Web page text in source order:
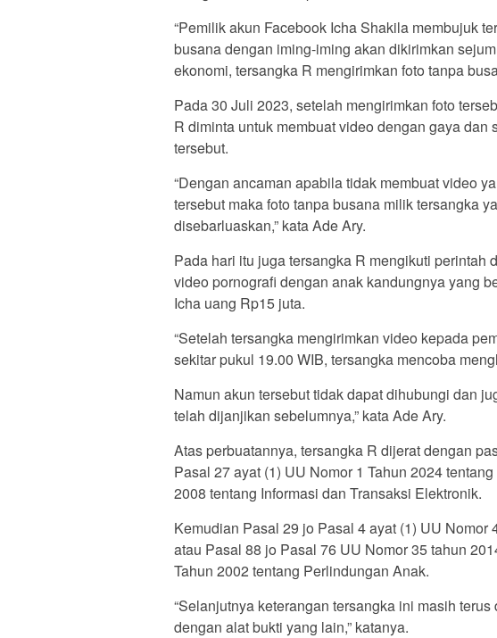
“Pemilik akun Facebook Icha Shakila membujuk
busana dengan iming-iming akan dikirimkan
ekonomi, tersangka R mengirimkan foto tanpa
Pada 30 Juli 2023, setelah mengirimkan foto
R diminta untuk membuat video dengan gaya
tersebut.
“Dengan ancaman apabila tidak membuat video
tersebut maka foto tanpa busana milik tersangka
disebarluaskan,” kata Ade Ary.
Pada hari itu juga tersangka R mengikuti perintah
video pornografi dengan anak kandungnya yang
Icha uang Rp15 juta.
“Setelah tersangka mengirimkan video kepada
sekitar pukul 19.00 WIB, tersangka mencoba
Namun akun tersebut tidak dapat dihubungi dan
telah dijanjikan sebelumnya,” kata Ade Ary.
Atas perbuatannya, tersangka R dijerat dengan
Pasal 27 ayat (1) UU Nomor 1 Tahun 2024
2008 tentang Informasi dan Transaksi Elektronik.
Kemudian Pasal 29 jo Pasal 4 ayat (1) UU Nomor
atau Pasal 88 jo Pasal 76 UU Nomor 35 tahun
Tahun 2002 tentang Perlindungan Anak.
“Selanjutnya keterangan tersangka ini masih
dengan alat bukti yang lain,” katanya.